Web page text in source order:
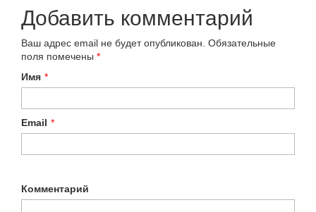
Добавить комментарий
Ваш адрес email не будет опубликован. Обязательные
поля помечены *
Имя *
Email *
Комментарий